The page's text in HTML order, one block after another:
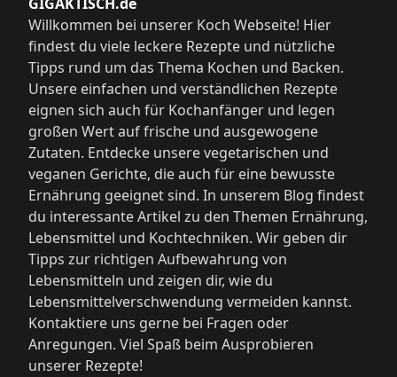
Willkommen bei unserer Koch Webseite! Hier
findest du viele leckere Rezepte und nützliche
Tipps rund um das Thema Kochen und Backen.
Unsere einfachen und verständlichen Rezepte
eignen sich auch für Kochanfänger und legen
großen Wert auf frische und ausgewogene
Zutaten. Entdecke unsere vegetarischen und
veganen Gerichte, die auch für eine bewusste
Ernährung geeignet sind. In unserem Blog findest
du interessante Artikel zu den Themen Ernährung,
Lebensmittel und Kochtechniken. Wir geben dir
Tipps zur richtigen Aufbewahrung von
Lebensmitteln und zeigen dir, wie du
Lebensmittelverschwendung vermeiden kannst.
Kontaktiere uns gerne bei Fragen oder
Anregungen. Viel Spaß beim Ausprobieren
unserer Rezepte!